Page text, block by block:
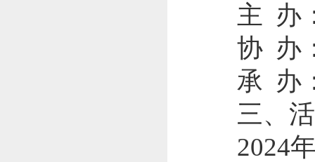
主 办
协 办
承 办
三、
2024